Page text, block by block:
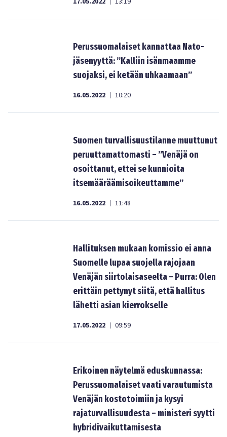
Perussuomalaiset kannattaa Nato-
jäsenyyttä: ”Kalliin isänmaamme
suojaksi, ei ketään uhkaamaan”
16.05.2022 | 10:20
Suomen turvallisuustilanne muuttunut
peruuttamattomasti – ”Venäjä on
osoittanut, ettei se kunnioita
itsemääräämisoikeuttamme”
16.05.2022 | 11:48
Hallituksen mukaan komissio ei anna
Suomelle lupaa suojella rajojaan
Venäjän siirtolaisaseelta – Purra: Olen
erittäin pettynyt siitä, että hallitus
lähetti asian kierrokselle
17.05.2022 | 09:59
Erikoinen näytelmä eduskunnassa:
Perussuomalaiset vaati varautumista
Venäjän kostotoimiin ja kysyi
rajaturvallisuudesta – ministeri syytti
hybridivaikuttamisesta